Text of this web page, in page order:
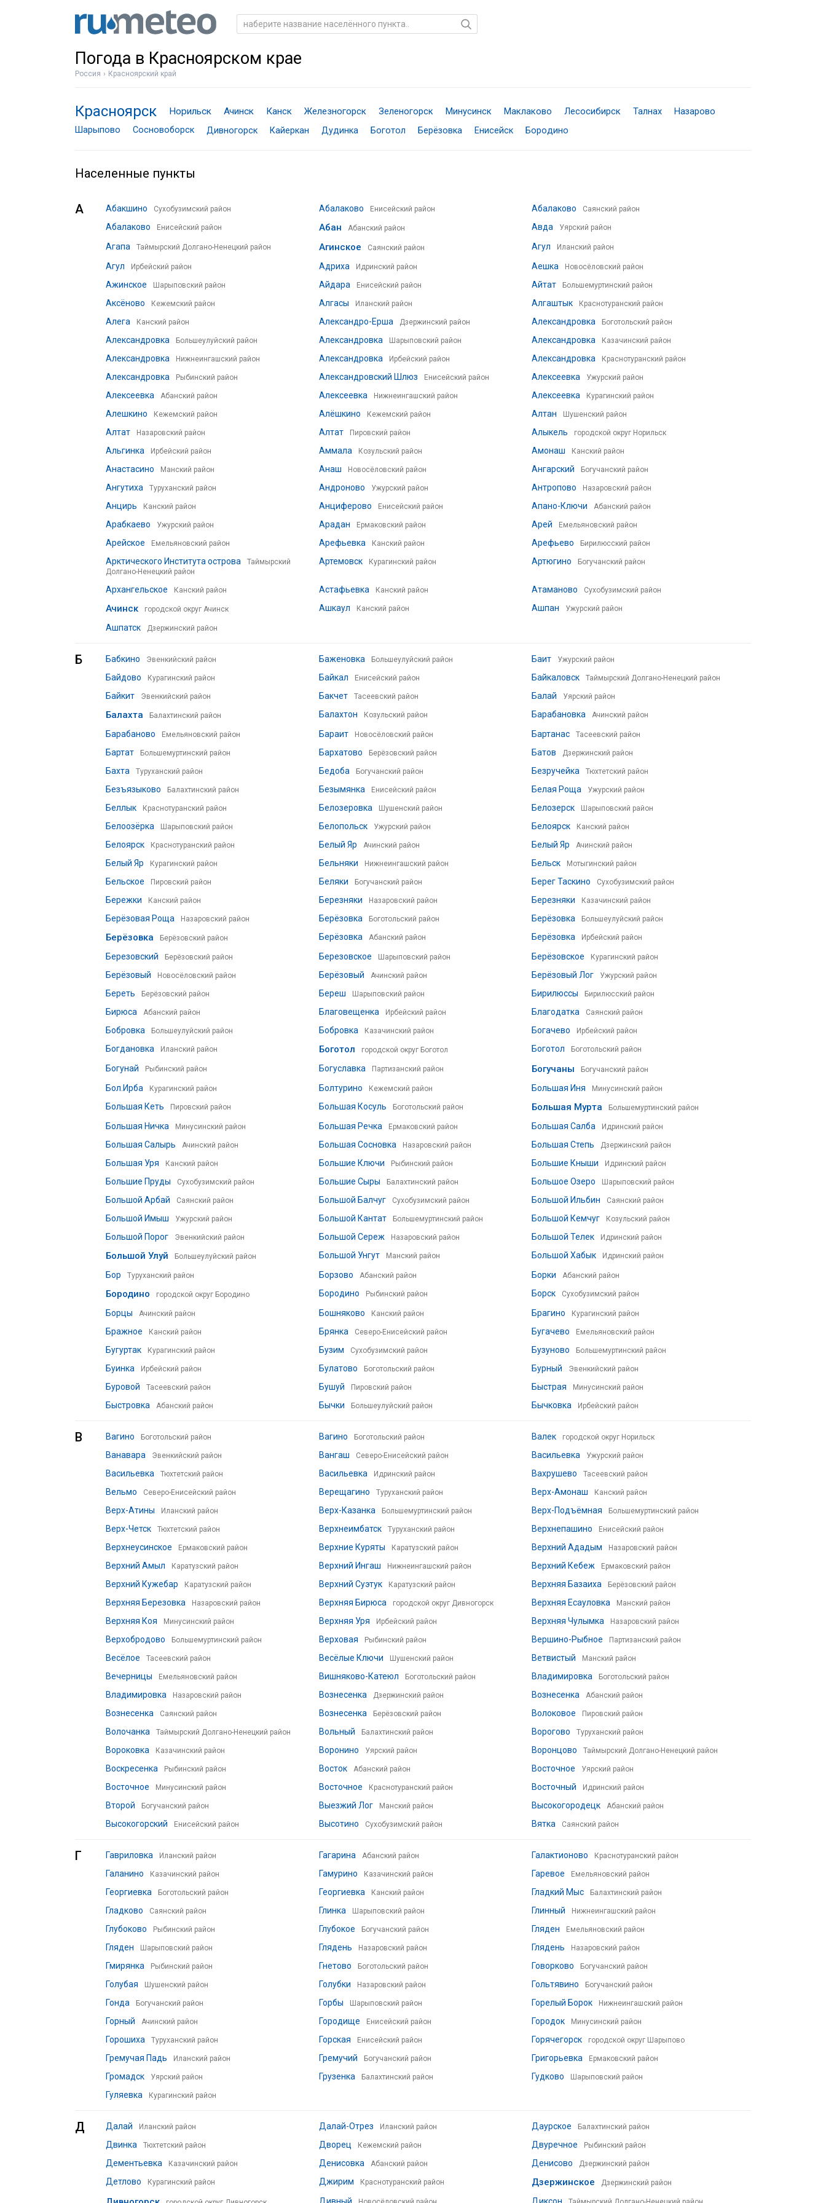
Погода в Красноярском крае
Россия Красноярский край
Красноярск Норильск Ачинск Канск Железногорск Зеленогорск Минусинск Маклаково Лесосибирск Талнах Назарово
Шарыпово Сосновоборск Дивногорск Кайеркан Дудинка Боготол Берёзовка Енисейск Бородино
Населенные пункты
А Абакшино Сухобузимский район Абалаково Енисейский район Абалаково Саянский район
Абалаково Енисейский район Абан Абанский район Авда Уярский район
Агапа Таймырский Долгано-Ненецкий район Агинское Саянский район Агул Иланский район
Агул Ирбейский район Адриха Идринский район Аешка Новосёловский район
Ажинское Шарыповский район Айдара Енисейский район Айтат Большемуртинский район
Аксёново Кежемский район Алгасы Иланский район Алгаштык Краснотуранский район
Алега Канский район Александро-Ерша Дзержинский район Александровка Боготольский район
Александровка Большеулуйский район Александровка Шарыповский район Александровка Казачинский район
Александровка Нижнеингашский район Александровка Ирбейский район Александровка Краснотуранский район
Александровка Рыбинский район Александровский Шлюз Енисейский район Алексеевка Ужурский район
Алексеевка Абанский район Алексеевка Нижнеингашский район Алексеевка Курагинский район
Алешкино Кежемский район Алёшкино Кежемский район Алтан Шушенский район
Алтат Назаровский район Алтат Пировский район Алыкель городской округ Норильск
Альгинка Ирбейский район Аммала Козульский район Амонаш Канский район
Анастасино Манский район Анаш Новосёловский район Ангарский Богучанский район
Ангутиха Туруханский район Андроново Ужурский район Антропово Назаровский район
Анцирь Канский район Анциферово Енисейский район Апано-Ключи Абанский район
Арабкаево Ужурский район Арадан Ермаковский район Арей Емельяновский район
Арейское Емельяновский район Арефьевка Канский район Арефьево Бирилюсский район
Арктического Института острова
Таймырский
Долгано-Ненецкий район
Артемовск Курагинский район Артюгино Богучанский район
Архангельское Канский район Астафьевка Канский район Атаманово Сухобузимский район
Ачинск городской округ Ачинск Ашкаул Канский район Ашпан Ужурский район
Ашпатск Дзержинский район
Б Бабкино Эвенкийский район Баженовка Большеулуйский район Баит Ужурский район
Байдово Курагинский район Байкал Енисейский район Байкаловск Таймырский Долгано-Ненецкий район
Байкит Эвенкийский район Бакчет Тасеевский район Балай Уярский район
Балахта Балахтинский район Балахтон Козульский район Барабановка Ачинский район
Барабаново Емельяновский район Бараит Новосёловский район Бартанас Тасеевский район
Бартат Большемуртинский район Бархатово Берёзовский район Батов Дзержинский район
Бахта Туруханский район Бедоба Богучанский район Безручейка Тюхтетский район
Безъязыково Балахтинский район Безымянка Енисейский район Белая Роща Ужурский район
Беллык Краснотуранский район Белозеровка Шушенский район Белозерск Шарыповский район
Белоозёрка Шарыповский район Белопольск Ужурский район Белоярск Канский район
Белоярск Краснотуранский район Белый Яр Ачинский район Белый Яр Ачинский район
Белый Яр Курагинский район Бельняки Нижнеингашский район Бельск Мотыгинский район
Бельское Пировский район Беляки Богучанский район Берег Таскино Сухобузимский район
Бережки Канский район Березняки Назаровский район Березняки Казачинский район
Берёзовая Роща Назаровский район Берёзовка Боготольский район Берёзовка Большеулуйский район
Берёзовка Берёзовский район Берёзовка Абанский район Берёзовка Ирбейский район
Березовский Берёзовский район Березовское Шарыповский район Берёзовское Курагинский район
Берёзовый Новосёловский район Берёзовый Ачинский район Берёзовый Лог Ужурский район
Береть Берёзовский район Береш Шарыповский район Бирилюссы Бирилюсский район
Бирюса Абанский район Благовещенка Ирбейский район Благодатка Саянский район
Бобровка Большеулуйский район Бобровка Казачинский район Богачево Ирбейский район
Богдановка Иланский район Боготол городской округ Боготол Боготол Боготольский район
Богунай Рыбинский район Богуславка Партизанский район Богучаны Богучанский район
Бол.Ирба Курагинский район Болтурино Кежемский район Большая Иня Минусинский район
Большая Кеть Пировский район Большая Косуль Боготольский район Большая Мурта Большемуртинский район
Большая Ничка Минусинский район Большая Речка Ермаковский район Большая Салба Идринский район
Большая Салырь Ачинский район Большая Сосновка Назаровский район Большая Степь Дзержинский район
Большая Уря Канский район Большие Ключи Рыбинский район Большие Кныши Идринский район
Большие Пруды Сухобузимский район Большие Сыры Балахтинский район Большое Озеро Шарыповский район
Большой Арбай Саянский район Большой Балчуг Сухобузимский район Большой Ильбин Саянский район
Большой Имыш Ужурский район Большой Кантат Большемуртинский район Большой Кемчуг Козульский район
Большой Порог Эвенкийский район Большой Сереж Назаровский район Большой Телек Идринский район
Большой Улуй Большеулуйский район Большой Унгут Манский район Большой Хабык Идринский район
Бор Туруханский район Борзово Абанский район Борки Абанский район
Бородино городской округ Бородино Бородино Рыбинский район Борск Сухобузимский район
Борцы Ачинский район Бошняково Канский район Брагино Курагинский район
Бражное Канский район Брянка Северо-Енисейский район Бугачево Емельяновский район
Бугуртак Курагинский район Бузим Сухобузимский район Бузуново Большемуртинский район
Буинка Ирбейский район Булатово Боготольский район Бурный Эвенкийский район
Буровой Тасеевский район Бушуй Пировский район Быстрая Минусинский район
Быстровка Абанский район Бычки Большеулуйский район Бычковка Ирбейский район
В Вагино Боготольский район Вагино Боготольский район Валек городской округ Норильск
Ванавара Эвенкийский район Вангаш Северо-Енисейский район Васильевка Ужурский район
Васильевка Тюхтетский район Васильевка Идринский район Вахрушево Тасеевский район
Вельмо Северо-Енисейский район Верещагино Туруханский район Верх-Амонаш Канский район
Верх-Атины Иланский район Верх-Казанка Большемуртинский район Верх-Подъёмная Большемуртинский район
Верх-Четск Тюхтетский район Верхнеимбатск Туруханский район Верхнепашино Енисейский район
Верхнеусинское Ермаковский район Верхние Куряты Каратузский район Верхний Ададым Назаровский район
Верхний Амыл Каратузский район Верхний Ингаш Нижнеингашский район Верхний Кебеж Ермаковский район
Верхний Кужебар Каратузский район Верхний Суэтук Каратузский район Верхняя Базаиха Берёзовский район
Верхняя Березовка Назаровский район Верхняя Бирюса городской округ Дивногорск Верхняя Есауловка Манский район
Верхняя Коя Минусинский район Верхняя Уря Ирбейский район Верхняя Чулымка Назаровский район
Верхобродово Большемуртинский район Верховая Рыбинский район Вершино-Рыбное Партизанский район
Весёлое Тасеевский район Весёлые Ключи Шушенский район Ветвистый Манский район
Вечерницы Емельяновский район Вишняково-Катеюл Боготольский район Владимировка Боготольский район
Владимировка Назаровский район Вознесенка Дзержинский район Вознесенка Абанский район
Вознесенка Саянский район Вознесенка Берёзовский район Волоковое Пировский район
Волочанка Таймырский Долгано-Ненецкий район Вольный Балахтинский район Ворогово Туруханский район
Вороковка Казачинский район Воронино Уярский район Воронцово Таймырский Долгано-Ненецкий район
Воскресенка Рыбинский район Восток Абанский район Восточное Уярский район
Восточное Минусинский район Восточное Краснотуранский район Восточный Идринский район
Второй Богучанский район Выезжий Лог Манский район Высокогородецк Абанский район
Высокогорский Енисейский район Высотино Сухобузимский район Вятка Саянский район
Г Гавриловка Иланский район Гагарина Абанский район Галактионово Краснотуранский район
Галанино Казачинский район Гамурино Казачинский район Гаревое Емельяновский район
Георгиевка Боготольский район Георгиевка Канский район Гладкий Мыс Балахтинский район
Гладково Саянский район Глинка Шарыповский район Глинный Нижнеингашский район
Глубоково Рыбинский район Глубокое Богучанский район Гляден Емельяновский район
Гляден Шарыповский район Глядень Назаровский район Глядень Назаровский район
Гмирянка Рыбинский район Гнетово Боготольский район Говорково Богучанский район
Голубая Шушенский район Голубки Назаровский район Гольтявино Богучанский район
Гонда Богучанский район Горбы Шарыповский район Горелый Борок Нижнеингашский район
Горный Ачинский район Городище Енисейский район Городок Минусинский район
Горошиха Туруханский район Горская Енисейский район Горячегорск городской округ Шарыпово
Гремучая Падь Иланский район Гремучий Богучанский район Григорьевка Ермаковский район
Громадск Уярский район Грузенка Балахтинский район Гудково Шарыповский район
Гуляевка Курагинский район
Д Далай Иланский район Далай-Отрез Иланский район Даурское Балахтинский район
Двинка Тюхтетский район Дворец Кежемский район Двуречное Рыбинский район
Дементьевка Казачинский район Денисовка Абанский район Денисово Дзержинский район
Детлово Курагинский район Джирим Краснотуранский район Дзержинское Дзержинский район